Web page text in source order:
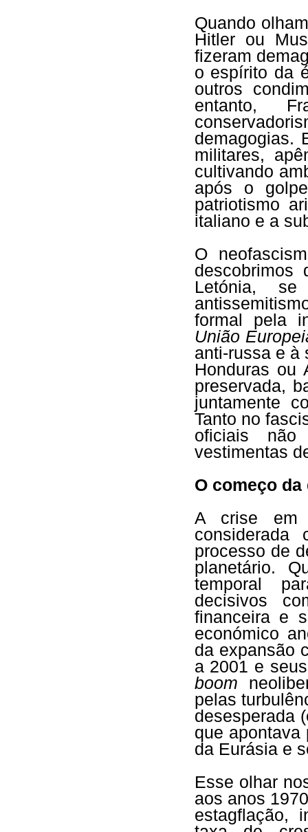
Quando
Hitler ou
fizeram
o espírito da
outros
entanto,
demagogias.
militares,
cultivando
após o
patriotismo
italiano e a
O
Letónia,
formal pela
União
anti-russa e à
Honduras ou
preservada,
juntamente
Tanto no
oficiais
vestimentas
O começo da
A crise em
processo de
planetário.
temporal
decisivos
financeira e
económico
da expansão
a 2001 e
boom
pelas
desesperada
que apontava
da Eurásia e
Esse olhar
aos anos
estagflação,